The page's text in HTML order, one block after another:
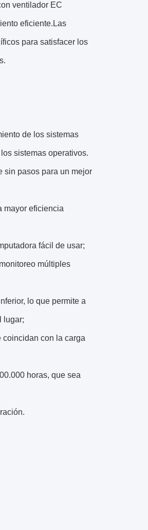
ventilador EC
eficiente.Las
para satisfacer los
de los sistemas
sistemas operativos.
sin pasos para un mejor
mayor eficiencia
fácil de usar;
múltiples
lo que permite a
lugar;
con la carga
horas, que sea